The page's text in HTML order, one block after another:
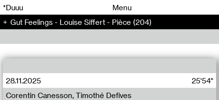
*Duuu
Menu
Gut Feelings - Louise Siffert - Pièce (204)
28.11.2025 25'54"
Corentin Canesson, Timothé Defives
00 00
00 00